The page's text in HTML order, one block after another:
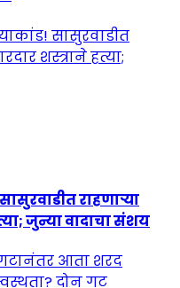
राहणाऱ्या
जुन्या वादाचा संशय